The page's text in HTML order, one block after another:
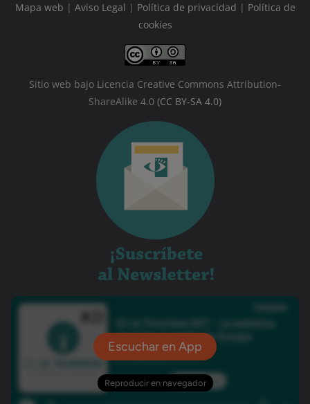
Mapa web | Aviso Legal | Política de privacidad | Política de
cookies
Sitio web bajo Licencia Creative Commons Attribution-
ShareAlike 4.0 (CC BY-SA 4.0)